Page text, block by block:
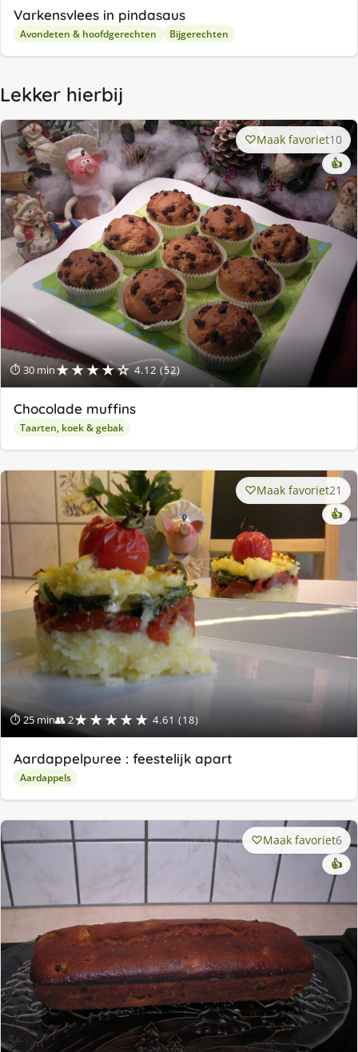
Varkensvlees in pindasaus
Avondeten & hoofdgerechten Bijgerechten
Lekker hierbij
⏱ 30 min★★★★☆ 4.12 (52)
Maak favoriet10
👍
Chocolade muffins
Taarten, koek & gebak
⏱ 25 min👥 2★★★★★ 4.61 (18)
Maak favoriet21
👍
Aardappelpuree : feestelijk apart
Aardappels
Maak favoriet6
👍